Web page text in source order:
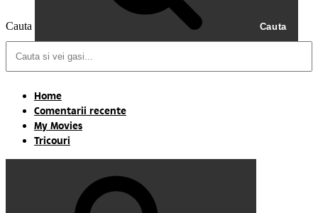
Cauta Cauta
Home
Comentarii recente
My Movies
Tricouri